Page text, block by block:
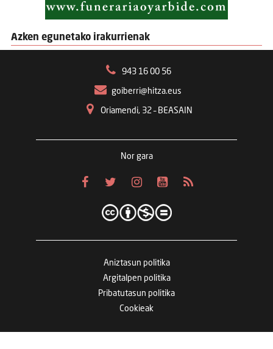
Azken egunetako irakurrienak
943 16 00 56
goiberri@hitza.eus
Oriamendi, 32 – BEASAIN
Nor gara
Aniztasun politika
Argitalpen politika
Pribatutasun politika
Cookieak